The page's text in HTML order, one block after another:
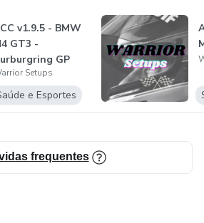
v1.9.5 - BMW
GT3 -
GP
Setups
e Esportes
frequentes